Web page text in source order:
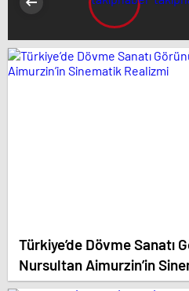
Türkiye’de Dövme Sanatı